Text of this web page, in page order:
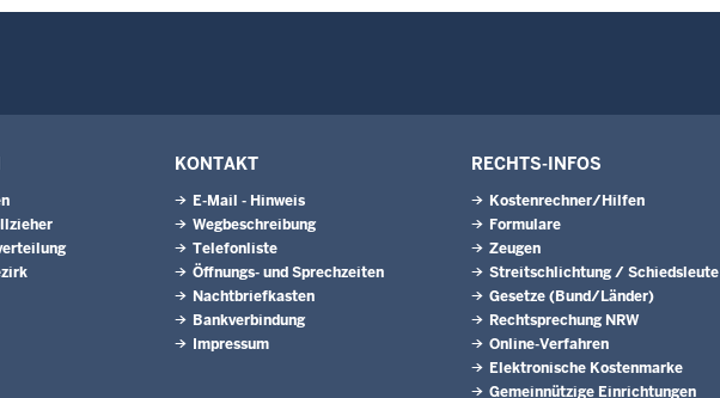
KONTAKT
E-Mail - Hinweis
Wegbeschreibung
Telefonliste
Öffnungs- und Sprechzeiten
Nachtbriefkasten
Bankverbindung
Impressum
RECHTS-INFOS
Kostenrechner/Hilfen
Formulare
Zeugen
Streitschlichtung / Schiedsleute
Gesetze (Bund/Länder)
Rechtsprechung NRW
Online-Verfahren
Elektronische Kostenmarke
Gemeinnützige Einrichtungen